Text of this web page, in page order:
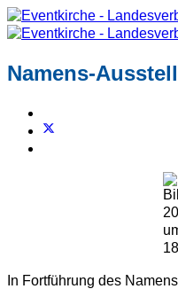
Namens-
In Fortführung des